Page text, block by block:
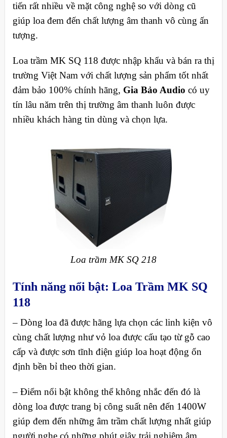
tiến rất nhiều về mặt công nghệ so với dòng cũ
giúp loa đem đến chất lượng âm thanh vô cùng ấn
tượng.
Loa trầm MK SQ 118 được nhập khẩu và bán ra thị
trường Việt Nam với chất lượng sản phẩm tốt nhất
đảm bảo 100% chính hãng, Gia Bảo Audio có uy
tín lâu năm trên thị trường âm thanh luôn được
nhiều khách hàng tin dùng và chọn lựa.
Loa trầm MK SQ 218
Tính năng nổi bật: Loa Trầm MK SQ
118
– Dòng loa đã được hãng lựa chọn các linh kiện vô
cùng chất lượng như vỏ loa được cấu tạo từ gỗ cao
cấp và được sơn tĩnh điện giúp loa hoạt động ổn
định bền bỉ theo thời gian.
– Điểm nổi bật không thể không nhắc đến đó là
dòng loa được trang bị công suất nên đến 1400W
giúp đem đến những âm trầm chất lượng nhất giúp
người nghe có những phút giây trải nghiêm âm